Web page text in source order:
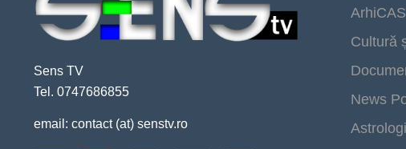
Sens TV
Tel. 0747686855
email: contact (at) senstv.ro
Cultură
News